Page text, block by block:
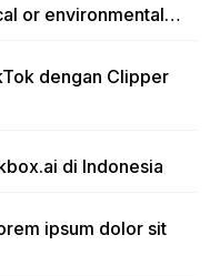
or environmental
dengan Clipper
di Indonesia
ipsum dolor sit